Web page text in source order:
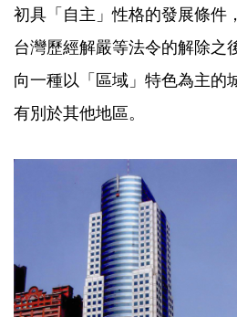
初具「自主」性格的發展條件
台灣歷經解嚴等法令的解除之
向一種以「區域」特色為主的
有別於其他地區。